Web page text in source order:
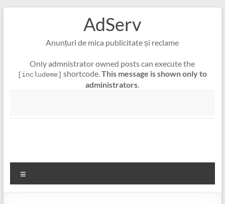
AdServ
Anunțuri de mica publicitate și reclame
Only admnistrator owned posts can execute the
[includeme] shortcode.This message is shown only to
administrators.